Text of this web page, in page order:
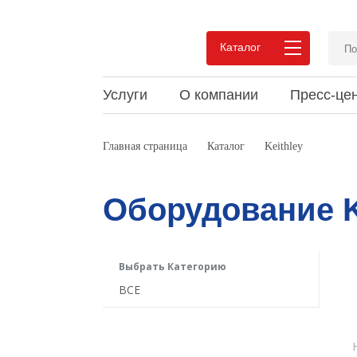
Каталог
Услуги О компании
Преимущества сотрудничества
Пресс-
Новости
Статьи и обзоры
Главная страница Каталог Keithley
Оборудование
Выбрать Категорию
ВСЕ